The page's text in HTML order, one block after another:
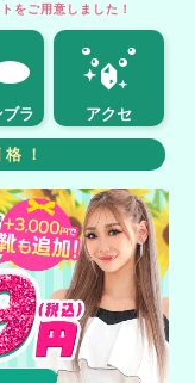
をご用意しました！
ブラ アクセ
！